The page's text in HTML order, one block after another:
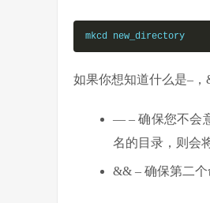
mkcd new_directory
如果你想知道什么是–，
— – 确保您不会
名的目录，则会
&& – 确保第二个